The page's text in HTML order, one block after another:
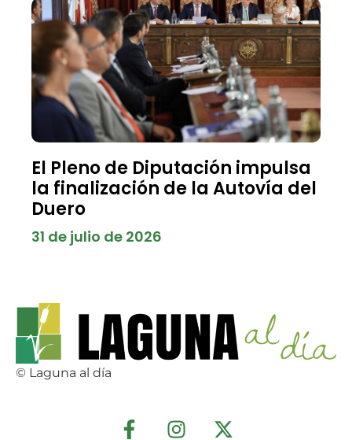
El Pleno de Diputación impulsa
la finalización de la Autovía del
Duero
31 de julio de 2026
© Laguna al día